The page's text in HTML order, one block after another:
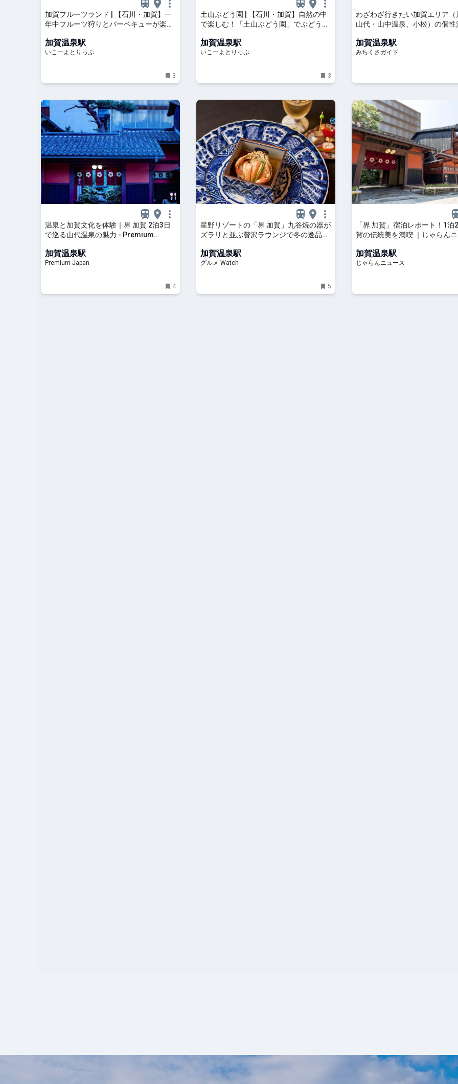
加賀フルーツランド | 【石川・加賀】一
年中フルーツ狩りとバーベキューが楽し
賀市 | いこーよとりっぷ
加賀温泉駅
いこーよとりっぷ
3
土山ぶどう園 | 【石川・加賀】自然の中
で楽しむ！「土山ぶどう園」でぶどう狩
いこーよとりっぷ
加賀温泉駅
いこーよとりっぷ
3
わざわざ行きたい加賀エリア（
山代・山中温泉、小松）の個性
加賀温泉駅
みちくさガイド
温泉と加賀文化を体験｜界 加賀 2泊3日
で巡る山代温泉の魅力 - Premium
加賀温泉駅
Premium Japan
4
星野リゾートの「界 加賀」九谷焼の器が
ズラリと並ぶ贅沢ラウンジで冬の逸品
加賀温泉駅
グルメ Watch
5
「界 加賀」宿泊レポート！1泊
賀の伝統美を満喫 ｜じゃらん
加賀温泉駅
じゃらんニュース